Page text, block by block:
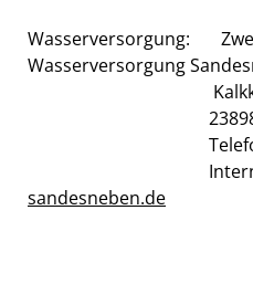
Wasserversorgung:
Wasserversorgung
23898
Telefon:
sandesneben.de